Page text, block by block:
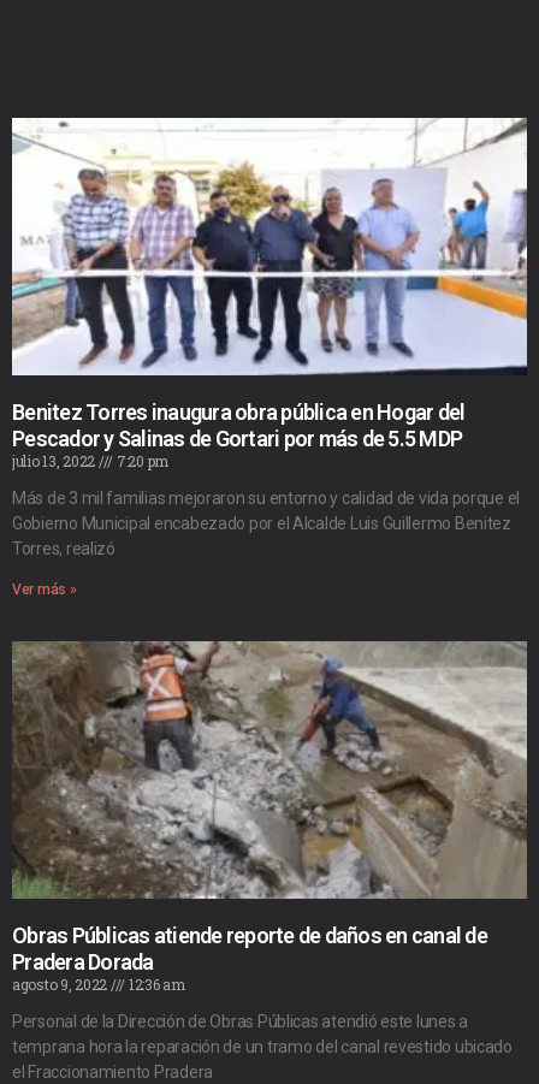
Benitez Torres inaugura obra pública en Hogar del
Pescador y Salinas de Gortari por más de 5.5 MDP
julio 13, 2022
7:20 pm
Más de 3 mil familias mejoraron su entorno y calidad de vida porque el
Gobierno Municipal encabezado por el Alcalde Luis Guillermo Benitez
Torres, realizó
Ver más »
Obras Públicas atiende reporte de daños en canal de
Pradera Dorada
agosto 9, 2022
12:36 am
Personal de la Dirección de Obras Públicas atendió este lunes a
temprana hora la reparación de un tramo del canal revestido ubicado
el Fraccionamiento Pradera